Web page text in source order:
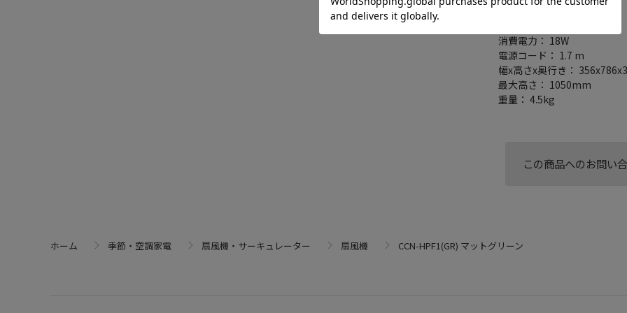
消費電力： 18W
電源コード： 1.7 m
幅x高さx奥行き：
最大高さ： 1050mm
重量： 4.5kg
この商品へのお問い
ホーム 季節・空調家電 扇風機・サーキュレーター 扇風機 CCN-HPF1(GR) マットグリーン